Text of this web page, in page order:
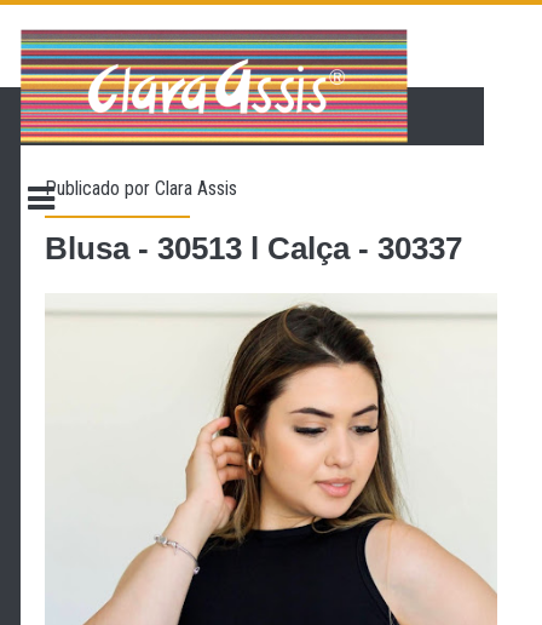
PÁGINA INICIAL
LOJA VIRTUAL
CONTATO
PROMOÇÃO
Publicado porClara Assis
Blusa - 30513 l Calça - 30337